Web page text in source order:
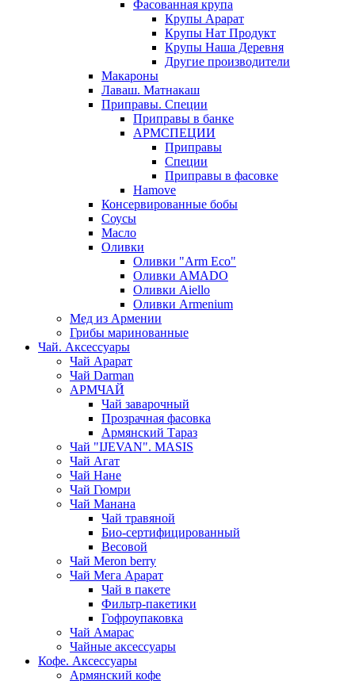
Фасованная крупа
Крупы Арарат
Крупы Нат Продукт
Крупы Наша Деревня
Другие производители
Макароны
Лаваш. Матнакаш
Приправы. Специи
Приправы в банке
АРМСПЕЦИИ
Приправы
Специи
Приправы в фасовке
Hamove
Консервированные бобы
Соусы
Масло
Оливки
Оливки "Arm Eco"
Оливки AMADO
Оливки Aiello
Оливки Armenium
Мед из Армении
Грибы маринованные
Чай. Аксессуары
Чай Арарат
Чай Darman
АРМЧАЙ
Чай заварочный
Прозрачная фасовка
Армянский Тараз
Чай "IJEVAN". MASIS
Чай Агат
Чай Нане
Чай Гюмри
Чай Манана
Чай травяной
Био-сертифицированный
Весовой
Чай Meron berry
Чай Мега Арарат
Чай в пакете
Фильтр-пакетики
Гофроупаковка
Чай Амарас
Чайные аксессуары
Кофе. Аксессуары
Армянский кофе